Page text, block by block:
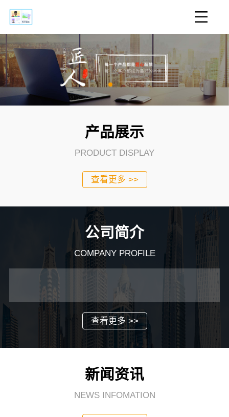
产品展示
PRODUCT DISPLAY
查看更多 >>
公司简介
COMPANY PROFILE
查看更多 >>
新闻资讯
NEWS INFOMATION